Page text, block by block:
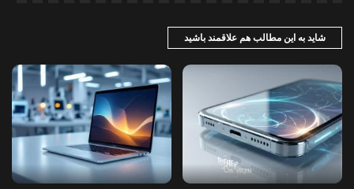
شاید به این مطالب هم علاقمند باشید